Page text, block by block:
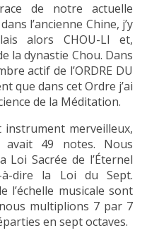
de notre actuelle
l’ancienne Chine, j’y
alors CHOU-LI et,
la dynastie Chou. Dans
actif de l’ORDRE DU
que dans cet Ordre j’ai
de la Méditation.
merveilleux,
avait 49 notes. Nous
Loi Sacrée de l’Éternel
à-dire la Loi du Sept.
l’échelle musicale sont
multiplions 7 par 7
en sept octaves.